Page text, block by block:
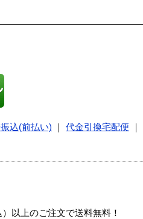
込(前払い) 代金引換宅配便
以上のご注文で送料無料！